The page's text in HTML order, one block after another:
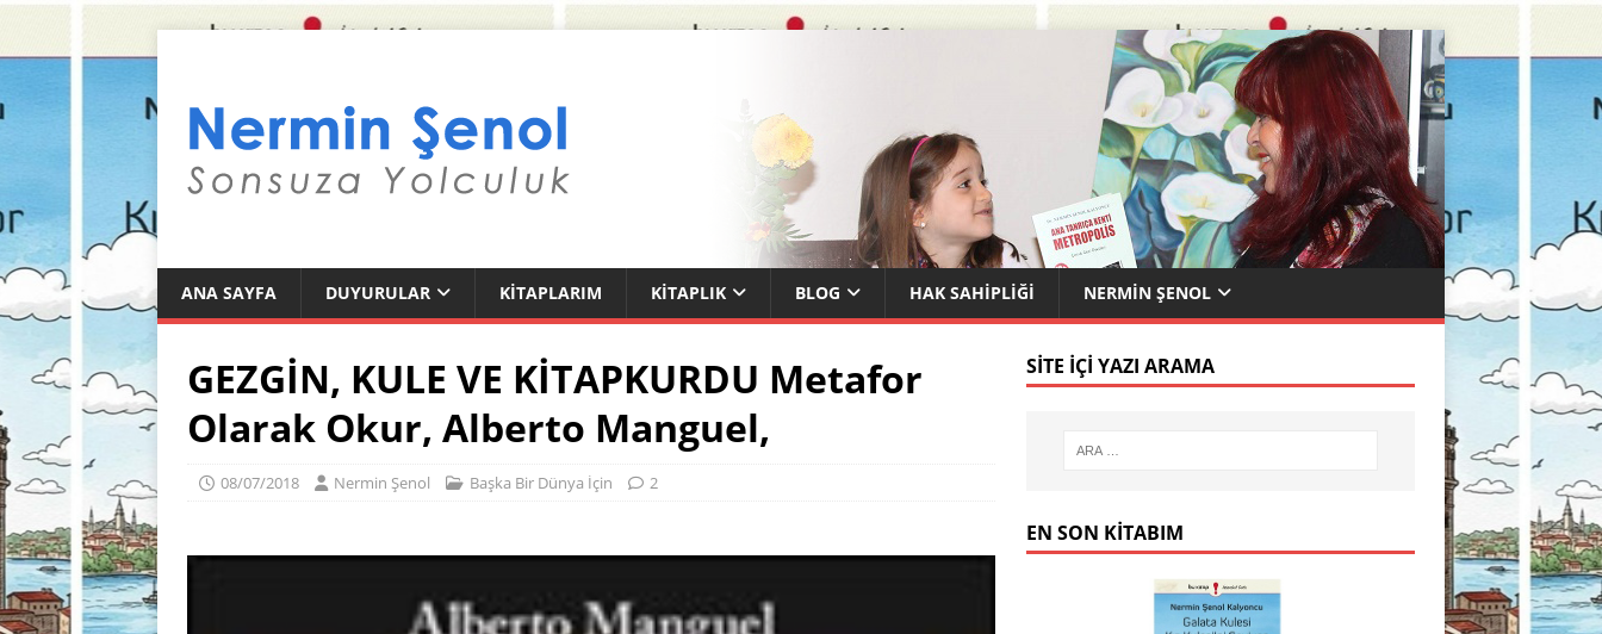
ANA SAYFA DUYURULAR KITAPLARIM KITAPLIK BLOG HAK SAHIPLIĞI NERMIN ŞENOL
GEZGİN, KULE VE KİTAPKURDU Metafor
Olarak Okur, Alberto Manguel,
08/07/2018 Nermin Şenol Başka Bir Dünya İçin 2
SITE İÇI YAZI ARAMA
EN SON KITABIM